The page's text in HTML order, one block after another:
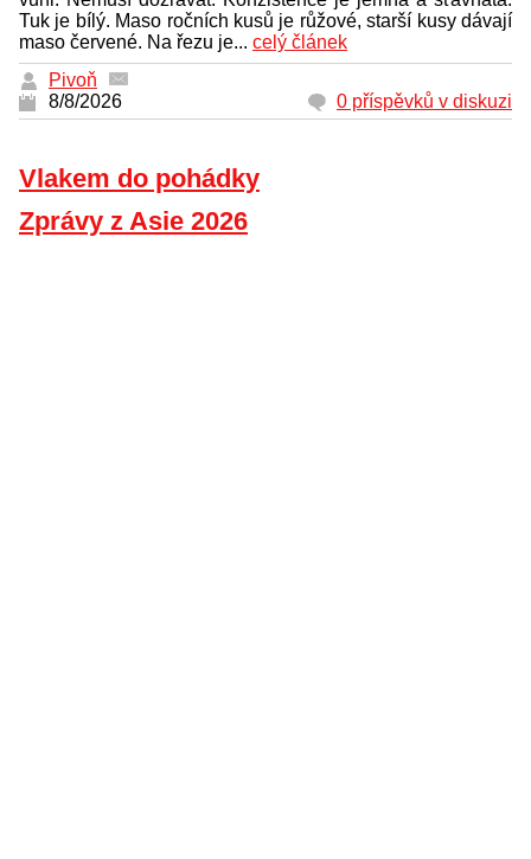
Tuk je bílý. Maso ročních kusů je růžové, starší kusy dávají
maso červené. Na řezu je... celý článek
Pivoň
8/8/2026
0 příspěvků v diskuzi
Vlakem do pohádky
Zprávy z Asie 2026